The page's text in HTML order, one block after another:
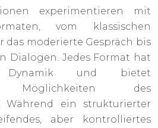
experimentieren mit
vom klassischen
das moderierte Gespräch bis
Dialogen. Jedes Format hat
und bietet
Möglichkeiten des
Während ein strukturierter
aber kontrolliertes